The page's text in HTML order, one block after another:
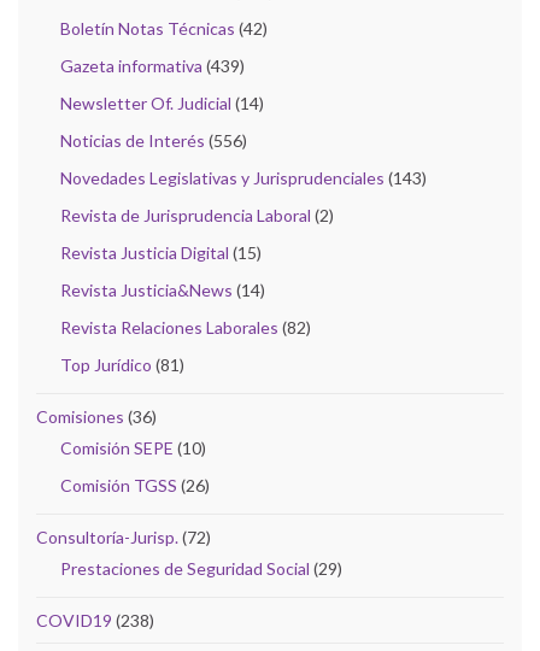
Boletín Notas Técnicas (42)
Gazeta informativa (439)
Newsletter Of. Judicial (14)
Noticias de Interés (556)
Novedades Legislativas y Jurisprudenciales (143)
Revista de Jurisprudencia Laboral (2)
Revista Justicia Digital (15)
Revista Justicia&News (14)
Revista Relaciones Laborales (82)
Top Jurídico (81)
Comisiones (36)
Comisión SEPE (10)
Comisión TGSS (26)
Consultoría-Jurisp.(72)
Prestaciones de Seguridad Social (29)
COVID19 (238)